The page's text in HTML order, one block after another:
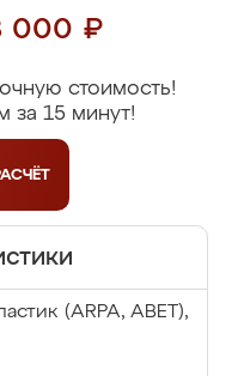
000 ₽
стоимость!
за 15 минут!
(ARPA, ABET),